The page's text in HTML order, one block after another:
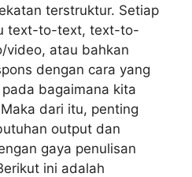
terstruktur. Setiap
text-to-text, text-to-
atau bahkan
dengan cara yang
bagaimana kita
dari itu, penting
output dan
gaya penulisan
ini adalah